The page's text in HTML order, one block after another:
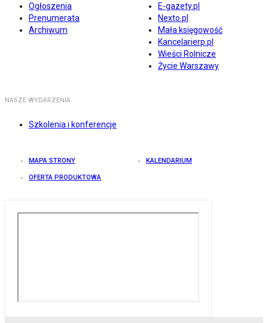
Ogłoszenia
Prenumerata
Archiwum
E-gazety.pl
Nexto.pl
Mała księgowość
Kancelarierp.pl
Wieści Rolnicze
Życie Warszawy
NASZE WYDARZENIA
Szkolenia i konferencje
MAPA STRONY KALENDARIUM
OFERTA PRODUKTOWA